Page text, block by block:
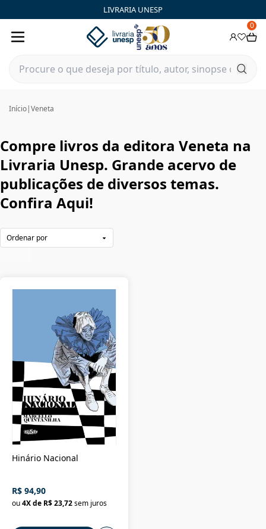
LIVRARIA UNESP
0
Início|Veneta
Compre livros da editora Veneta na
Livraria Unesp. Grande acervo de
publicações de diversos temas.
Confira Aqui!
Hinário Nacional
R$ 94,90
ou4X de R$ 23,72sem juros
Veneta|Livraria Unesp | FastStore PLP